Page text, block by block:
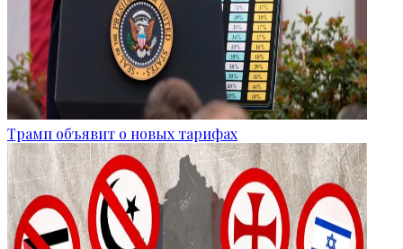
Трамп объявит о новых тарифах